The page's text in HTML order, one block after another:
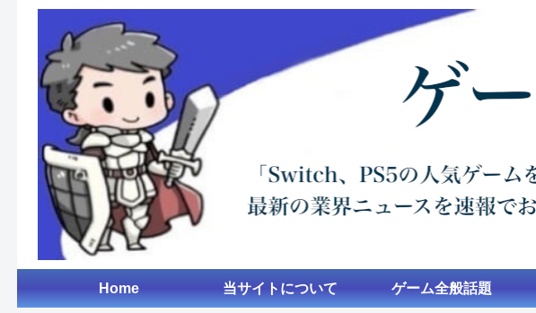
Home 当サイトについて ゲーム全般話題